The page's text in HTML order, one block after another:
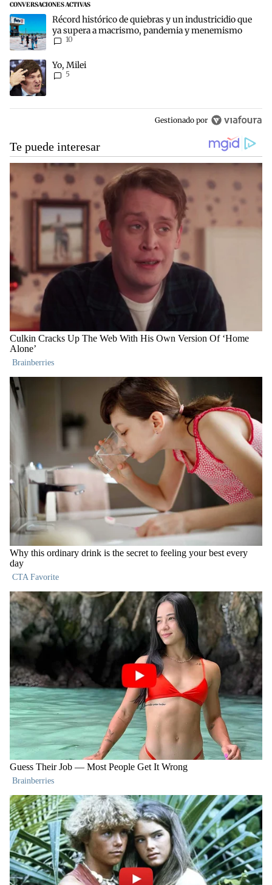
CONVERSACIONES ACTIVAS
Este listado muestra los artículos con más comentarios en los
Un artículo de tendencia con el título "Récord histórico de
Récord histórico de quiebras y un industricidio que
ya supera a macrismo, pandemia y menemismo
10
Un artículo de tendencia con el título "Yo, Milei" con 5
Yo, Milei
5
Gestionado por